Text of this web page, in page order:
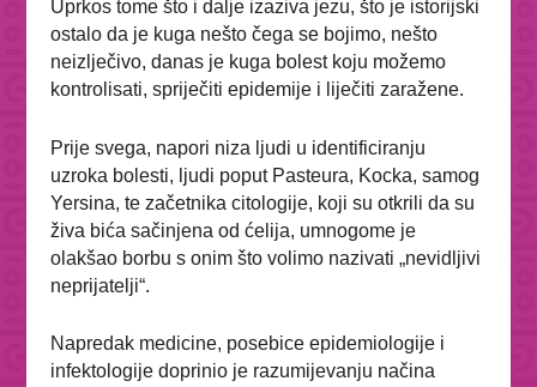
Uprkos tome što i dalje izaziva jezu, što je istorijski
ostalo da je kuga nešto čega se bojimo, nešto
neizlječivo, danas je kuga bolest koju možemo
kontrolisati, spriječiti epidemije i liječiti zaražene.
Prije svega, napori niza ljudi u identificiranju
uzroka bolesti, ljudi poput Pasteura, Kocka, samog
Yersina, te začetnika citologije, koji su otkrili da su
živa bića sačinjena od ćelija, umnogome je
olakšao borbu s onim što volimo nazivati „nevidljivi
neprijatelji“.
Napredak medicine, posebice epidemiologije i
infektologije doprinio je razumijevanju načina